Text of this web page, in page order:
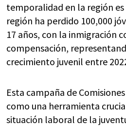
temporalidad en la región es
región ha perdido 100,000
17 años, con la inmigración
compensación,
crecimiento juvenil entre
Esta campaña de
como una herramienta
situación laboral de la